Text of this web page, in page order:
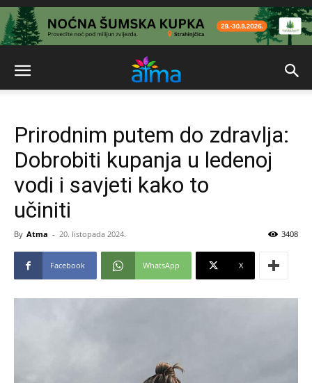
Prirodnim putem do zdravlja:
Dobrobiti kupanja u ledenoj
vodi i savjeti kako to
učiniti
By Atma - 20. listopada 2024. 3408
Facebook WhatsApp X